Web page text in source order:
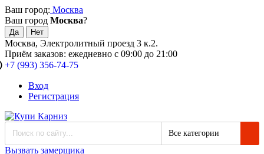
Ваш город: Москва
Ваш город Москва?
Москва, Электролитный проезд 3 к.2.
Приём заказов: ежедневно с 09:00 до 21:00
+7 (993) 356-74-75
Вход
Регистрация
Все категории
Вызвать замерщика